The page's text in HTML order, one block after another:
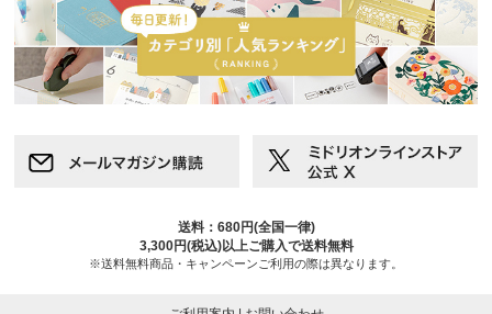
送料：680円(全国一律)
3,300円(税込)以上ご購入で送料無料
※送料無料商品・キャンペーンご利用の際は異なります。